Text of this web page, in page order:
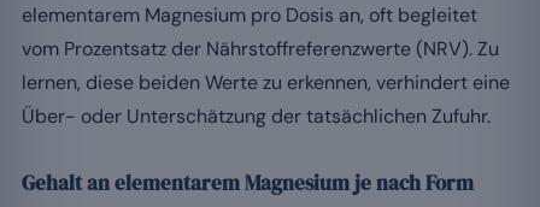
elementarem Magnesium pro Dosis an, oft begleitet
vom Prozentsatz der Nährstoffreferenzwerte (NRV). Zu
lernen, diese beiden Werte zu erkennen, verhindert eine
Über- oder Unterschätzung der tatsächlichen Zufuhr.
Gehalt an elementarem Magnesium je nach Form